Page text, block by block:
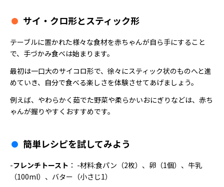
サイ・クロ形とスティック形
テーブルに置かれた様々な食材を赤ちゃんが自ら手にすること
で、手づかみ食べは始まります。
最初は一口大のサイコロ形で、徐々にスティック状のものへと進
めていき、自分で食べる楽しさを体験させてあげましょう。
例えば、やわらかく茹でた野菜や柔らかいおにぎりなどは、赤ち
ゃんが握りやすくおすすめです。
簡単レシピを試してみよう
-フレンチトースト ： -材料:食パン（2枚）、卵（1個）、牛乳
（100ml）、バター（小さじ1）